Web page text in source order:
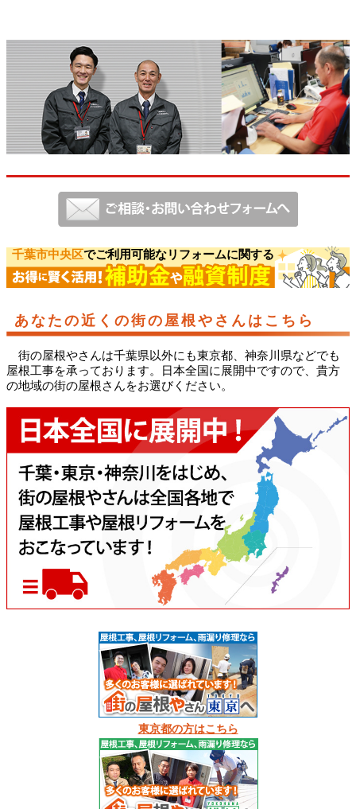
千葉市中央区でご利用可能なリフォームに関する
あなたの近くの街の屋根やさんはこちら
街の屋根やさんは千葉県以外にも東京都、神奈川県などでも
屋根工事を承っております。日本全国に展開中ですので、貴方
の地域の街の屋根さんをお選びください。
東京都の方はこちら